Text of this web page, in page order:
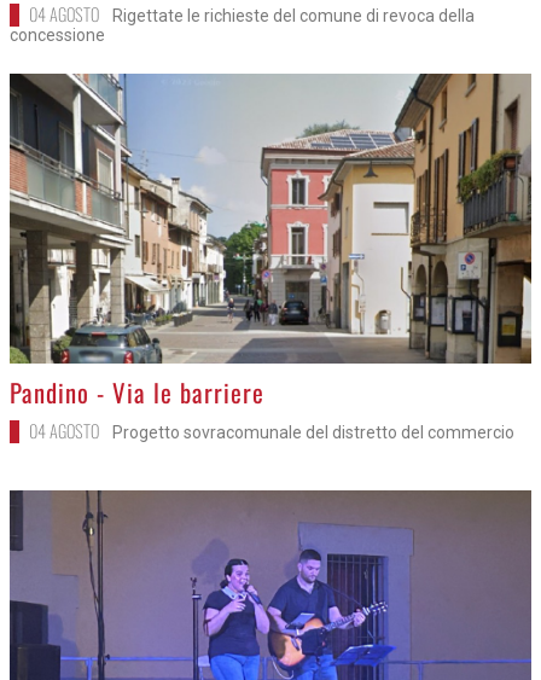
04 AGOSTO
Rigettate le richieste del comune di revoca della
concessione
>
Pandino - Via le barriere
04 AGOSTO Progetto sovracomunale del distretto del commercio